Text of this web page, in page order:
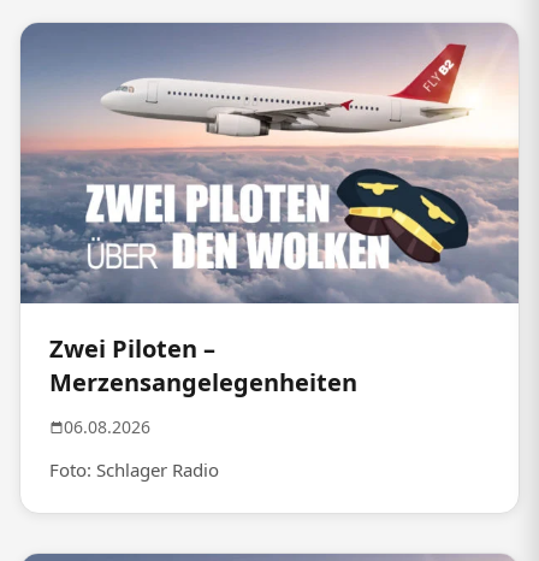
Zwei Piloten –
Merzensangelegenheiten
06.08.2026
Foto: Schlager Radio